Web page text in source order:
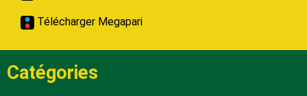
Télécharger Megapari
Catégories